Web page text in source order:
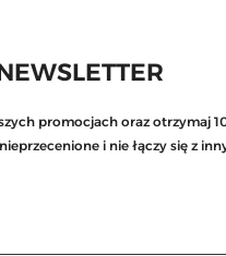
promocjach oraz otrzymaj
i nie łączy się z